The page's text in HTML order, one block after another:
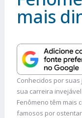
mais
Conhecidos por
sua carreira
Fenômeno têm mais
famosos por